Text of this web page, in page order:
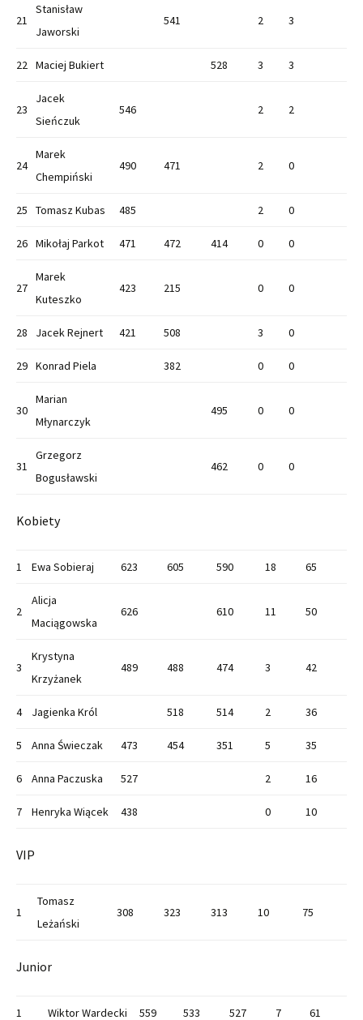
21
Stanisław
Jaworski
541 2 3
22 Maciej Bukiert 528 3 3
23
Jacek
Sieńczuk
546 2 2
24
Marek
Chempiński
490 471 2 0
25 Tomasz Kubas 485 2 0
26 Mikołaj Parkot 471 472 414 0 0
27
Marek
Kuteszko
423 215 0 0
28 Jacek Rejnert 421 508 3 0
29 Konrad Piela 382 0 0
30
Marian
Młynarczyk
495 0 0
31
Grzegorz
Bogusławski
462 0 0
Kobiety
1 Ewa Sobieraj 623 605 590 18 65
2
Alicja
Maciągowska
626 610 11 50
3
Krystyna
Krzyżanek
489 488 474 3 42
4 Jagienka Król 518 514 2 36
5 Anna Świeczak 473 454 351 5 35
6 Anna Paczuska 527 2 16
7 Henryka Wiącek 438 0 10
VIP
1
Tomasz
Leżański
308 323 313 10 75
Junior
1 Wiktor Wardecki 559 533 527 7 61